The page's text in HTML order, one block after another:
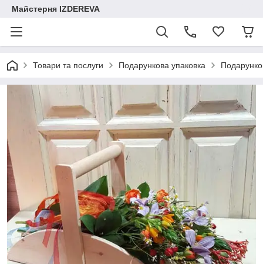
Майстерня IZDEREVA
Товари та послуги Подарункова упаковка